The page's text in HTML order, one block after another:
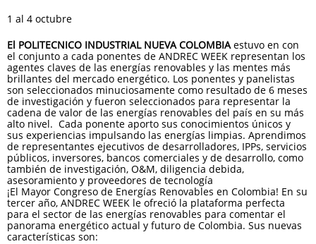
1 al 4 octubre
El POLITECNICO INDUSTRIAL NUEVA COLOMBIAestuvo en con
el conjunto a cada ponentes de ANDREC WEEK representan los
agentes claves de las energías renovables y las mentes más
brillantes del mercado energético. Los ponentes y panelistas
son seleccionados minuciosamente como resultado de 6 meses
de investigación y fueron seleccionados para representar la
cadena de valor de las energías renovables del país en su más
alto nivel. Cada ponente aporto sus conocimientos únicos y
sus experiencias impulsando las energías limpias. Aprendimos
de representantes ejecutivos de desarrolladores, IPPs, servicios
públicos, inversores, bancos comerciales y de desarrollo, como
también de investigación, O&M, diligencia debida,
asesoramiento y proveedores de tecnología
¡El Mayor Congreso de Energías Renovables en Colombia! En su
tercer año, ANDREC WEEK le ofreció la plataforma perfecta
para el sector de las energías renovables para comentar el
panorama energético actual y futuro de Colombia. Sus nuevas
características son: